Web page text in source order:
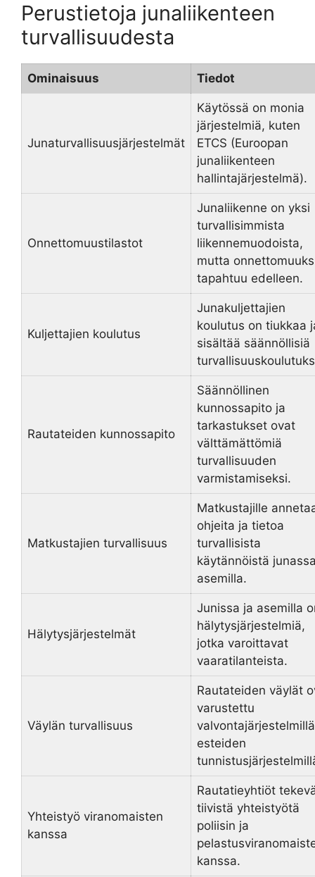
Perustietoja junaliikenteen
turvallisuudesta
Ominaisuus Tiedot
Junaturvallisuusjärjestelmät
Käytössä on monia
järjestelmiä, kuten
ETCS (Euroopan
junaliikenteen
hallintajärjestelmä).
Onnettomuustilastot
Junaliikenne on yksi
turvallisimmista
liikennemuodoista,
mutta
tapahtuu edelleen.
Kuljettajien koulutus
Junakuljettajien
koulutus on tiukkaa
sisältää säännöllisiä
Rautateiden kunnossapito
Säännöllinen
kunnossapito ja
tarkastukset ovat
välttämättömiä
turvallisuuden
varmistamiseksi.
Matkustajien turvallisuus
Matkustajille
ohjeita ja tietoa
turvallisista
käytännöistä
asemilla.
Hälytysjärjestelmät
Junissa ja asemilla
hälytysjärjestelmiä,
jotka varoittavat
vaaratilanteista.
Väylän turvallisuus
Rautateiden väylät
varustettu
esteiden
Yhteistyö viranomaisten
kanssa
Rautatieyhtiöt
tiivistä yhteistyötä
poliisin ja
kanssa.